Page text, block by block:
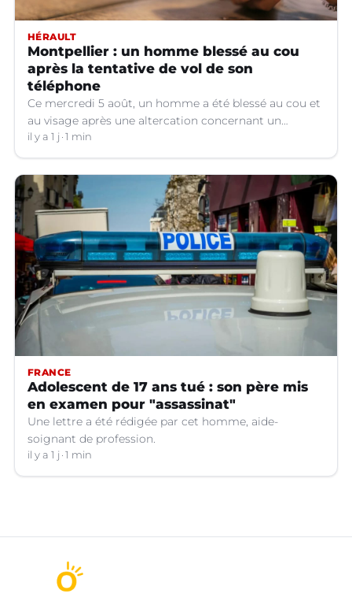
HÉRAULT
Montpellier : un homme blessé au cou
après la tentative de vol de son
téléphone
Ce mercredi 5 août, un homme a été blessé au cou et
au visage après une altercation concernant un
téléphone portable à Montpellier (Hérault).
il y a 1 j 1 min
FRANCE
Adolescent de 17 ans tué : son père mis
en examen pour "assassinat"
Une lettre a été rédigée par cet homme, aide-
soignant de profession.
il y a 1 j 1 min